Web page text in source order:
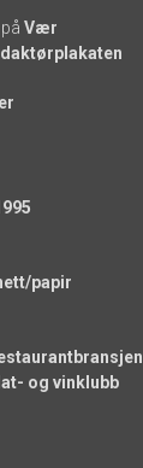
Vær
papir
og vinklubb